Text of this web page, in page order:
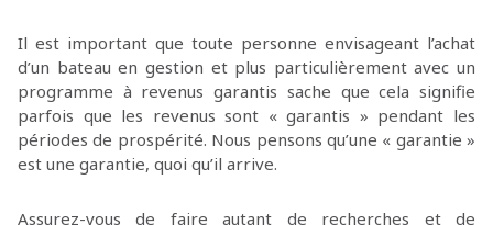
Il est important que toute personne envisageant l’achat
d’un bateau en gestion et plus particulièrement avec un
programme à revenus garantis sache que cela signifie
parfois que les revenus sont « garantis » pendant les
périodes de prospérité. Nous pensons qu’une « garantie »
est une garantie, quoi qu’il arrive.
Assurez-vous de faire autant de recherches et de